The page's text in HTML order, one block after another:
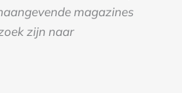
magazines
zijn naar